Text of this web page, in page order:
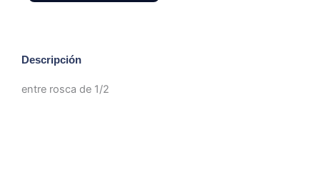
Descripción
entre rosca de 1/2